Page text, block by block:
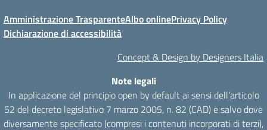
Amministrazione TrasparenteAlbo onlinePrivacy Policy
Dichiarazione di accessibilità
Concept & Design by Designers Italia
Note legali
In applicazione del principio open by default ai sensi dell’articolo
52 del decreto legislativo 7 marzo 2005, n. 82 (CAD) e salvo dove
diversamente specificato (compresi i contenuti incorporati di terzi),